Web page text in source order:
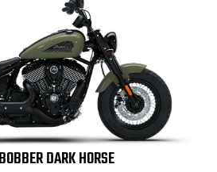
DARK HORSE